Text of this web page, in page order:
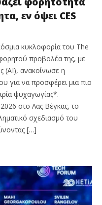
εν όψει CES
κυκλοφορία του The
προβολέα της, με
(AI), ανακοίνωσε η
για να προσφέρει μια πιο
ψυχαγωγίας*.
στο Λας Βέγκας, το
σχεδιασμό του
[…]